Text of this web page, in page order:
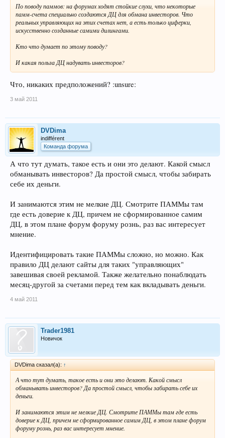
По поводу паммов: на форумах ходят стойкие слухи, что некоторые
памм-счета специально создаются ДЦ для обмана инвесторов. Что
реальных управляющих на этих счетах нет, а есть только циферки,
искусственно созданные самими дилингами.
Кто что думает по этому поводу?
И какая польза ДЦ надувать инвесторов?
Что, никаких предположений? :unsure:
3 май 2011
DVDima
indifférent
Команда форума
А что тут думать, такое есть и они это делают. Какой смысл
обманывать инвесторов? Да простой смысл, чтобы забирать
себе их деньги.
И занимаются этим не мелкие ДЦ. Смотрите ПАММы там
где есть доверие к ДЦ, причем не сформированное самим
ДЦ, в этом плане форум форуму рознь, раз вас интересует
мнение.
Идентифицировать такие ПАММы сложно, но можно. Как
правило ДЦ делают сайты для таких "управляющих"
завешивая своей рекламой. Также желательно понаблюдать
месяц-другой за счетами перед тем как вкладывать деньги.
4 май 2011
Trader1981
Новичок
DVDima сказал(а): ↑
А что тут думать, такое есть и они это делают. Какой смысл
обманывать инвесторов? Да простой смысл, чтобы забирать себе их
деньги.
И занимаются этим не мелкие ДЦ. Смотрите ПАММы там где есть
доверие к ДЦ, причем не сформированное самим ДЦ, в этом плане форум
форуму рознь, раз вас интересует мнение.